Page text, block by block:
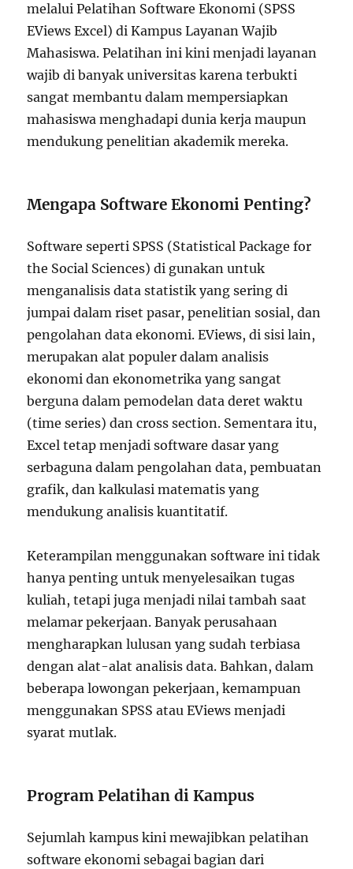
melalui Pelatihan Software Ekonomi (SPSS
EViews Excel) di Kampus Layanan Wajib
Mahasiswa. Pelatihan ini kini menjadi layanan
wajib di banyak universitas karena terbukti
sangat membantu dalam mempersiapkan
mahasiswa menghadapi dunia kerja maupun
mendukung penelitian akademik mereka.
Mengapa Software Ekonomi Penting?
Software seperti SPSS (Statistical Package for
the Social Sciences) di gunakan untuk
menganalisis data statistik yang sering di
jumpai dalam riset pasar, penelitian sosial, dan
pengolahan data ekonomi. EViews, di sisi lain,
merupakan alat populer dalam analisis
ekonomi dan ekonometrika yang sangat
berguna dalam pemodelan data deret waktu
(time series) dan cross section. Sementara itu,
Excel tetap menjadi software dasar yang
serbaguna dalam pengolahan data, pembuatan
grafik, dan kalkulasi matematis yang
mendukung analisis kuantitatif.
Keterampilan menggunakan software ini tidak
hanya penting untuk menyelesaikan tugas
kuliah, tetapi juga menjadi nilai tambah saat
melamar pekerjaan. Banyak perusahaan
mengharapkan lulusan yang sudah terbiasa
dengan alat-alat analisis data. Bahkan, dalam
beberapa lowongan pekerjaan, kemampuan
menggunakan SPSS atau EViews menjadi
syarat mutlak.
Program Pelatihan di Kampus
Sejumlah kampus kini mewajibkan pelatihan
software ekonomi sebagai bagian dari